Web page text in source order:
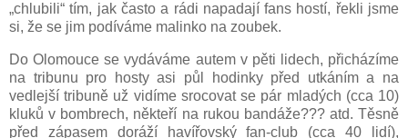
„chlubili“ tím, jak často a rádi napadají fans hostí, řekli jsme
si, že se jim podíváme malinko na zoubek.
Do Olomouce se vydáváme autem v pěti lidech, přicházíme
na tribunu pro hosty asi půl hodinky před utkáním a na
vedlejší tribuně už vidíme srocovat se pár mladých (cca 10)
kluků v bombrech, někteří na rukou bandáže??? atd. Těsně
před zápasem doráží havířovský fan-club (cca 40 lidí),